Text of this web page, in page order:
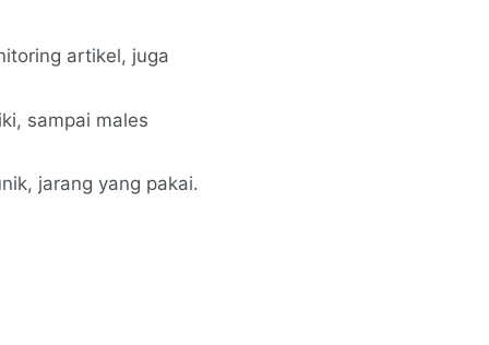
artikel, juga
sampai males
jarang yang pakai.